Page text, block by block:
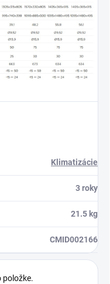
Klimatizácie
3 roky
21.5 kg
CMID002166
položke.